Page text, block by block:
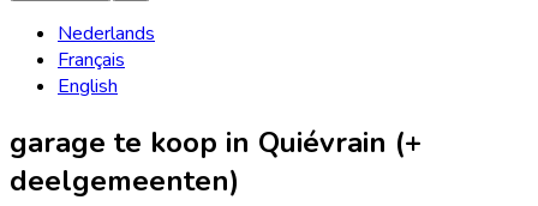
Nederlands
Français
English
garage te koop in Quiévrain (+
deelgemeenten)